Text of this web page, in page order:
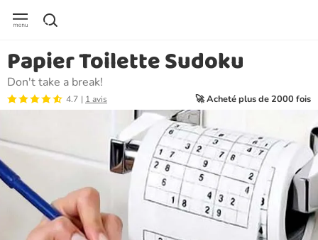
Papier Toilette Sudoku
Don't take a break!
4.7 1 avis 🚀 Acheté plus de 2000 fois